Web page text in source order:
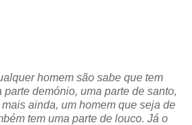
homem são sabe que tem
demónio, uma parte de santo,
ainda, um homem que seja de
tem uma parte de louco. Já o